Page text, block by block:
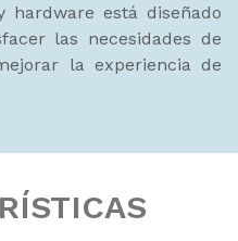
hardware está diseñado
las necesidades de
la experiencia de